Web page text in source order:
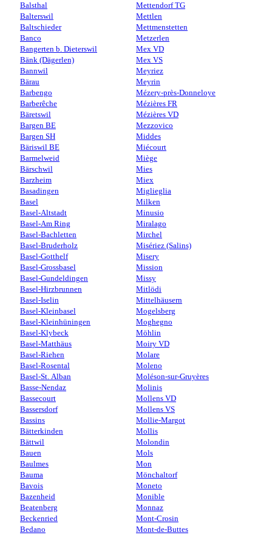
Balsthal
Balterswil
Baltschieder
Banco
Bangerten b. Dieterswil
Bänk (Dägerlen)
Bannwil
Bärau
Barbengo
Barberêche
Bäretswil
Bargen BE
Bargen SH
Bäriswil BE
Barmelweid
Bärschwil
Barzheim
Basadingen
Basel
Basel-Altstadt
Basel-Am Ring
Basel-Bachletten
Basel-Bruderholz
Basel-Gotthelf
Basel-Grossbasel
Basel-Gundeldingen
Basel-Hirzbrunnen
Basel-Iselin
Basel-Kleinbasel
Basel-Kleinhüningen
Basel-Klybeck
Basel-Matthäus
Basel-Riehen
Basel-Rosental
Basel-St. Alban
Basse-Nendaz
Bassecourt
Bassersdorf
Bassins
Bätterkinden
Bättwil
Bauen
Baulmes
Bauma
Bavois
Bazenheid
Beatenberg
Beckenried
Bedano
Mettendorf TG
Mettlen
Mettmenstetten
Metzerlen
Mex VD
Mex VS
Meyriez
Meyrin
Mézery-près-Donneloye
Mézières FR
Mézières VD
Mezzovico
Middes
Miécourt
Miège
Mies
Miex
Miglieglia
Milken
Minusio
Miralago
Mirchel
Misériez (Salins)
Misery
Mission
Missy
Mitlödi
Mittelhäusern
Mogelsberg
Moghegno
Möhlin
Moiry VD
Molare
Moleno
Moléson-sur-Gruyères
Molinis
Mollens VD
Mollens VS
Mollie-Margot
Mollis
Molondin
Mols
Mon
Mönchaltorf
Moneto
Monible
Monnaz
Mont-Crosin
Mont-de-Buttes